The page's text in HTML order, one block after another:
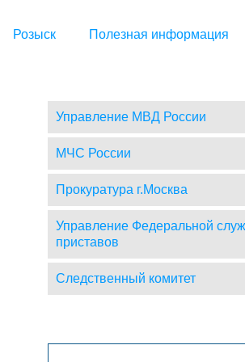
Розыск Полезная информация
Управление МВД России
МЧС России
Прокуратура г.Москва
Управление Федеральной
приставов
Следственный комитет